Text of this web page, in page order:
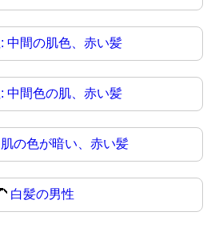
中間の肌色、赤い髪
中間色の肌、赤い髪
の色が暗い、赤い髪
白髪の男性